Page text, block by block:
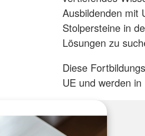
Ausbildenden mit
Stolpersteine in
Lösungen zu
Diese
UE und werden